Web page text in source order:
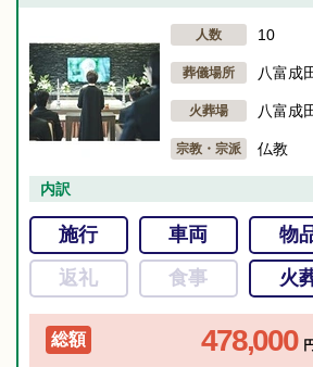
人数 10
葬儀場所 八富成
火葬場 八富成
宗教・宗派 仏教
内訳
施行 車両 物
返礼
食事 火
総額 478,000